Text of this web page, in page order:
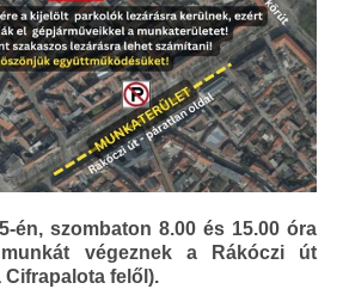
én, szombaton 8.00 és 15.00 óra
végeznek a Rákóczi út
Cifrapalota felől).